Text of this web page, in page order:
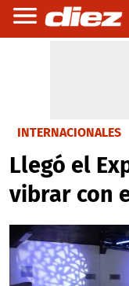
INTERNACIONALES
Llegó el
vibrar con